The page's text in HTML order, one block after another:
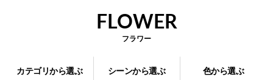
FLOWER
フラワー
カテゴリから選ぶ シーンから選ぶ 色から選ぶ